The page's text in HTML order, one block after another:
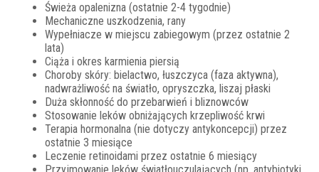
Świeża opalenizna (ostatnie 2-4 tygodnie)
Mechaniczne uszkodzenia, rany
Wypełniacze w miejscu zabiegowym (przez ostatnie 2
lata)
Ciąża i okres karmienia piersią
Choroby skóry: bielactwo, łuszczyca (faza aktywna),
nadwrażliwość na światło, opryszczka, liszaj płaski
Duża skłonność do przebarwień i bliznowców
Stosowanie leków obniżających krzepliwość krwi
Terapia hormonalna (nie dotyczy antykoncepcji) przez
ostatnie 3 miesiące
Leczenie retinoidami przez ostatnie 6 miesiący